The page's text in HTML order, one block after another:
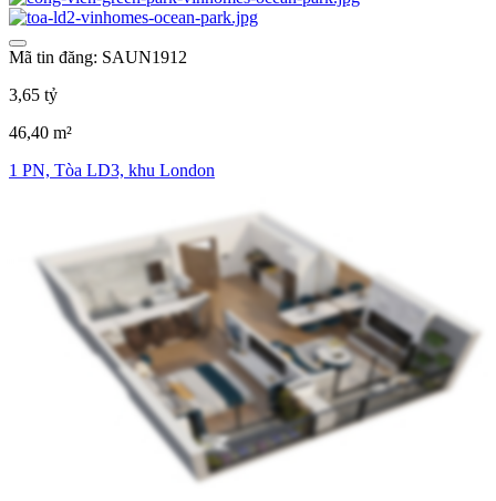
Mã tin đăng: SAUN1912
3,65 tỷ
46,40 m²
1 PN, Tòa LD3, khu London